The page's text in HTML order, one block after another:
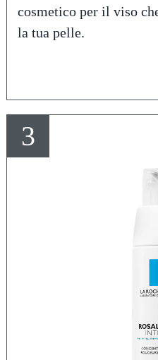
cosmetico per il viso
la tua pelle.
3